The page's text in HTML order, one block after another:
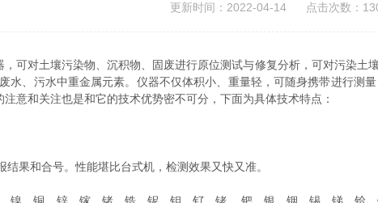
更新时间：2022-04-14 点击次数：
，可对土壤污染物、沉积物、固废进行原位测试与修复分析，可对污染
水、污水中重金属元素。仪器不仅体积小、重量轻，可随身携带进行测
意和关注也是和它的技术优势密不可分，下面为具体技术特点：
和合号。性能堪比台式机，检测效果又快又准。